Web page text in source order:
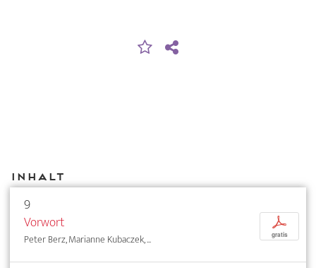
Inhalt
9
Vorwort
Peter Berz, Marianne Kubaczek, ...
p
gratis